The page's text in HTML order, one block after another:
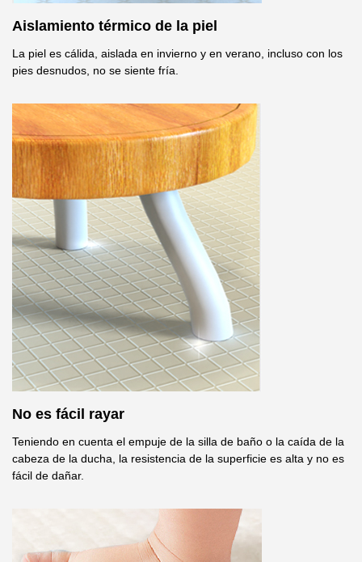
Aislamiento térmico de la piel
La piel es cálida, aislada en invierno y en verano, incluso con los
pies desnudos, no se siente fría.
No es fácil rayar
Teniendo en cuenta el empuje de la silla de baño o la caída de la
cabeza de la ducha, la resistencia de la superficie es alta y no es
fácil de dañar.